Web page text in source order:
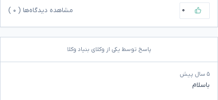
۰ مشاهده دیدگاه‌ها ( ۰
پاسخ توسط یکی از وکلای بنیاد وکلا
۵ سال پیش
باسلام